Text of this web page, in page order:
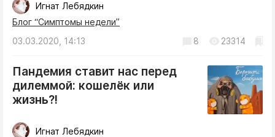
Игнат Лебядкин
Блог “Симптомы недели”
03.03.2020, 14:13
8 23314
Пандемия ставит нас перед
дилеммой: кошелёк или
жизнь?!
Игнат Лебядкин